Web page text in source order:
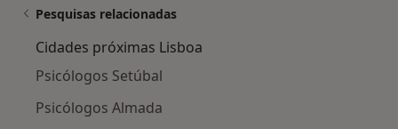
Pesquisas relacionadas
Cidades próximas Lisboa
Psicólogos Setúbal
Psicólogos Almada